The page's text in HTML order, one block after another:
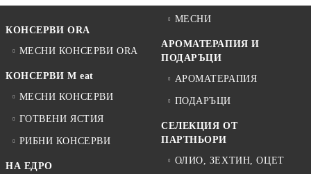
КОНСЕРВИ ORA
МЕСНИ КОНСЕРВИ ORA
КОНСЕРВИ M eat
МЕСНИ КОНСЕРВИ
ГОТВЕНИ ЯСТИЯ
РИБНИ КОНСЕРВИ
НА ЕДРО
МЕСНИ
АРОМАТЕРАПИЯ И
ПОДАРЪЦИ
АРОМАТЕРАПИЯ
ПОДАРЪЦИ
СЕЛЕКЦИЯ ОТ
ПАРТНЬОРИ
ОЛИО, ЗЕХТИН, ОЦЕТ